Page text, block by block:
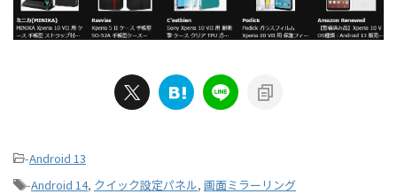
-Android 13
-Android 14, クイック設定パネル, 画面ミラーリング